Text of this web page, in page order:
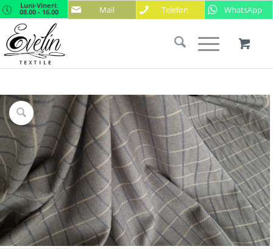
Mail Telefon WhatsApp
Luni-Vineri:
08.00 - 16.00